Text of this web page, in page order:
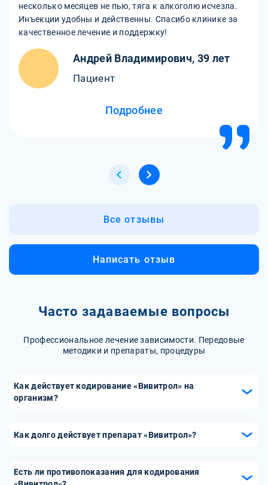
несколько месяцев не пью, тяга к алкоголю исчезла.
Инъекции удобны и действенны. Спасибо клинике за
качественное лечение и поддержку!
Андрей Владимирович, 39 лет
Пациент
Подробнее
Все отзывы
Написать отзыв
Часто задаваемые вопросы
Профессиональное лечение зависимости. Передовые
методики и препараты, процедуры
Как действует кодирование «Вивитрол» на
организм?
препарата, содержащего налтрексон, который блокирует
алкоголя, снижая тягу к нему. В результате человек
Как долго действует препарат «Вивитрол»?
инъекции, и его действие продолжается в течение этого
Есть ли противопоказания для кодирования